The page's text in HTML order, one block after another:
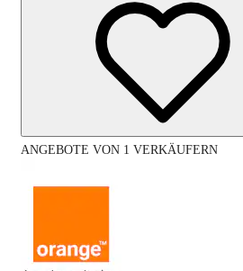
ANGEBOTE VON 1 VERKÄUFERN